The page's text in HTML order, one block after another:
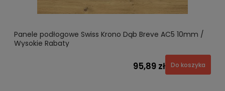
Panele podłogowe Swiss Krono Dąb Breve AC5 10mm /
Wysokie Rabaty
95,89 zł Do koszyka